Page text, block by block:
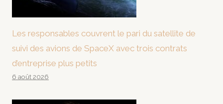
Les responsables couvrent le pari du satellite de
suivi des avions de SpaceX avec trois contrats
d’entreprise plus petits
6 août 2026